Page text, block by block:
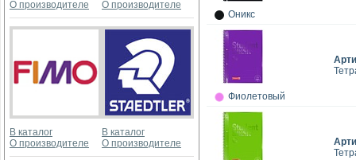
О производителе
О производителе
В каталог
О производителе
В каталог
О производителе
Оникс
Фиолетовый